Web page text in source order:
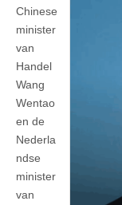
Chinese
minister
van
Handel
Wang
Wentao
en de
Nederla
ndse
minister
van